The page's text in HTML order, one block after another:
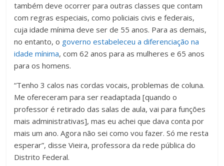
também deve ocorrer para outras classes que contam
com regras especiais, como policiais civis e federais,
cuja idade mínima deve ser de 55 anos. Para as demais,
no entanto, o governo estabeleceu a diferenciação na
idade mínima, com 62 anos para as mulheres e 65 anos
para os homens.
“Tenho 3 calos nas cordas vocais, problemas de coluna.
Me ofereceram para ser readaptada [quando o
professor é retirado das salas de aula, vai para funções
mais administrativas], mas eu achei que dava conta por
mais um ano. Agora não sei como vou fazer. Só me resta
esperar”, disse Vieira, professora da rede pública do
Distrito Federal.